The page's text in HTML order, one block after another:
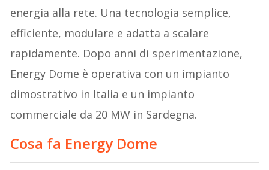
energia alla rete. Una tecnologia semplice,
efficiente, modulare e adatta a scalare
rapidamente. Dopo anni di sperimentazione,
Energy Dome è operativa con un impianto
dimostrativo in Italia e un impianto
commerciale da 20 MW in Sardegna.
Cosa fa Energy Dome